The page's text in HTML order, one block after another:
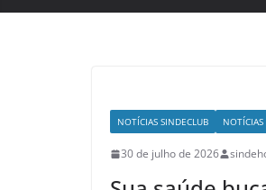
NOTÍCIAS SINDECLUB
30 de julho de 2026